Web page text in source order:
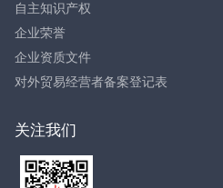
自主知识产权
企业荣誉
企业资质文件
对外贸易经营者备案登记表
关注我们